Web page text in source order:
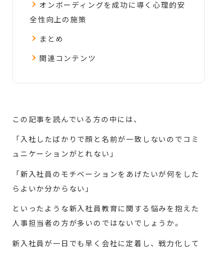
オンボーディングを成功に導く心理的安
全性向上の施策
まとめ
関連コンテンツ
この記事を読んでいる方の中には、
「入社したばかりで顔と名前が一致しないのでコミ
ュニケーションがとれない」
「新入社員のモチベーションをあげたいが何をした
らよいか分からない」
といったような新入社員教育に関する悩みを抱えた
人事担当者の方が多いのではないでしょうか。
新入社員が一日でも早く会社に定着し、戦力化して